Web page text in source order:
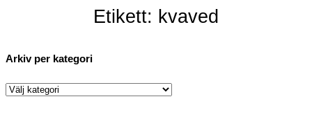
Etikett: kvaved
Arkiv per kategori
Arkiv